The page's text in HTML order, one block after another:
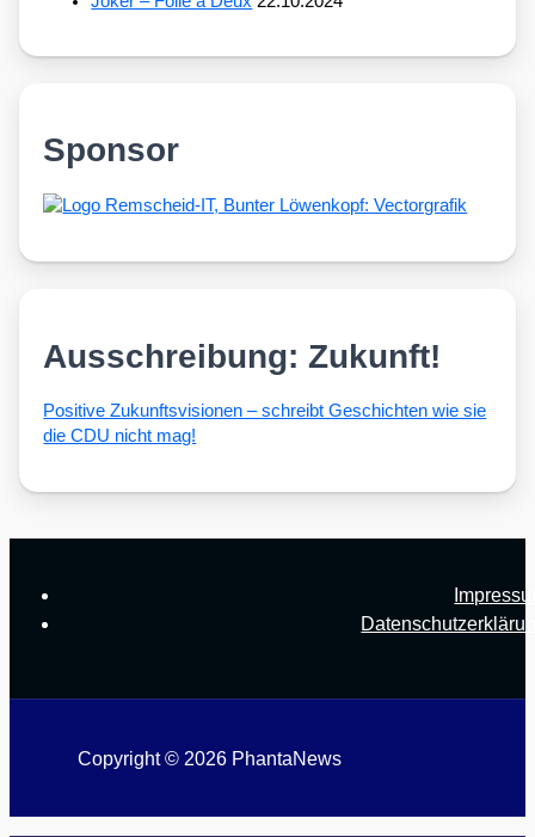
Sponsor
Ausschreibung: Zukunft!
Posi­ti­ve Zukunfts­vi­sio­nen – schreibt Geschich­ten wie sie
die CDU nicht mag!
Copyright © 2026 PhantaNews